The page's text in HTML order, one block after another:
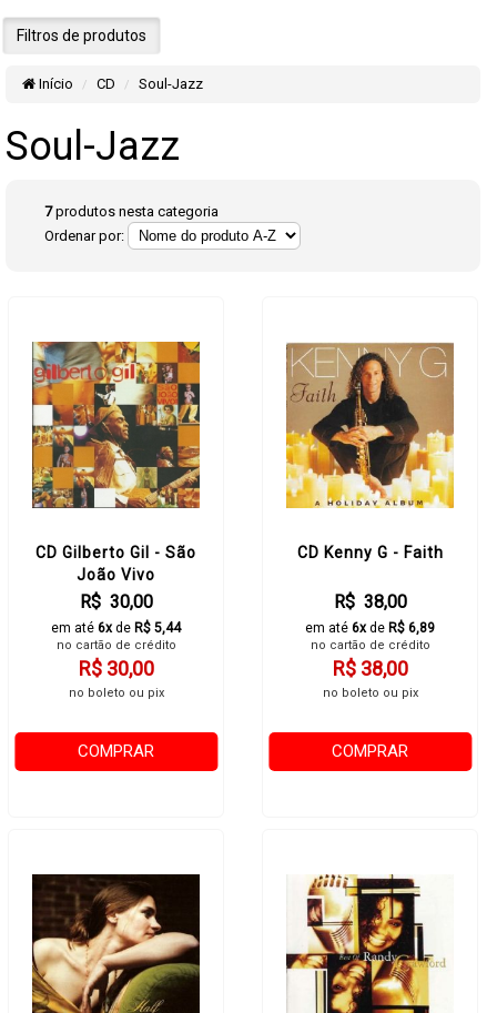
Filtros de produtos
Início CD Soul-Jazz
Soul-Jazz
7produtos nesta categoria
Ordenar por:
CD Gilberto Gil - São
João Vivo
R$ 30,00
em até 6xde R$ 5,44
no cartão de crédito
R$ 30,00
no boleto ou pix
COMPRAR
CD Kenny G - Faith
R$ 38,00
em até 6xde R$ 6,89
no cartão de crédito
R$ 38,00
no boleto ou pix
COMPRAR